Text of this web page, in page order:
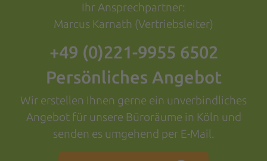
Ihr Ansprechpartner:
Marcus Karnath (Vertriebsleiter)
+49 (0)221-9955 6502
Persönliches Angebot
Wir erstellen Ihnen gerne ein unverbindliches
Angebot für unsere Büroräume in Köln und
senden es umgehend per E-Mail.